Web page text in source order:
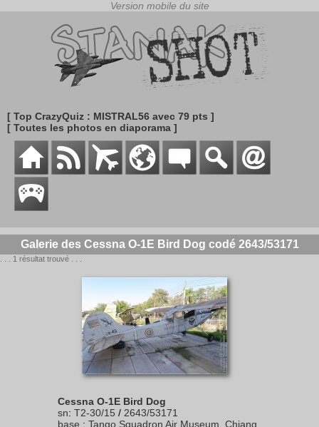
[ Top CrazyQuiz : MISTRAL56 avec 79 pts ]
[ Toutes les photos en diaporama ]
Galerie des Cessna O-1E Bird Dog codé 2643/53171
. . . 1 résultat trouvé . . .
Cessna O-1E Bird Dog
sn: T2-30/15 / 2643/53171
base : Tango Squadron Air Museum, Chiang